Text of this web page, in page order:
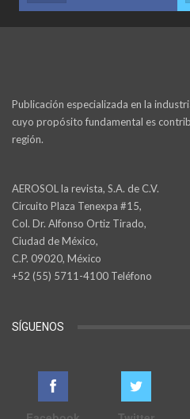
Publicación especializada en la
cuyo propósito fundamental es
región.
AEROSOL la revista, S.A. de C.V.
Circuito Plaza Tenexpa #15,
Col. Dr. Alfonso Ortiz Tirado,
Ciudad de México,
C.P. 09020, México
+52 (55) 5711-4100 Teléfono
SÍGUENOS